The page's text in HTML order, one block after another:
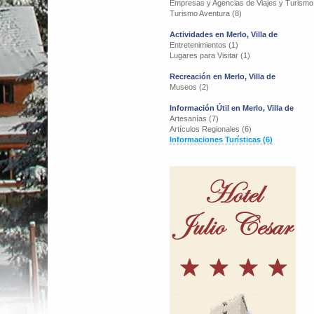
Empresas y Agencias de Viajes y
Turismo Aventura (8)
Actividades en Merlo, Villa de
Entretenimientos (1)
Lugares para Visitar (1)
Recreación en Merlo, Villa de
Museos (2)
Información Útil en Merlo, Villa de
Artesanías (7)
Artículos Regionales (6)
Informaciones Turísticas (6)